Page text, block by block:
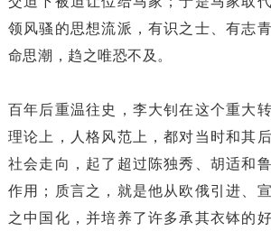
领风骚的思想流派，有识之士、有志
命思潮，趋之唯恐不及。
百年后重温往史，李大钊在这个重大
理论上，人格风范上，都对当时和其
社会走向，起了超过陈独秀、胡适和
作用；质言之，就是他从欧俄引进、
之中国化，并培养了许多承其衣钵的